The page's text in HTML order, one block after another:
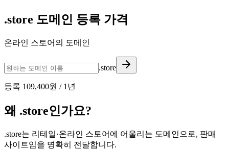
.store 도메인 등록 가격
온라인 스토어의 도메인
.store
등록 109,400원 / 1 년
왜 .store인가요?
.store는 리테일·온라인 스토어에 어울리는 도메인으로, 판매
사이트임을 명확히 전달합니다.